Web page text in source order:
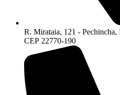
R. Mirataia, 121 - Pechincha,
CEP 22770-190